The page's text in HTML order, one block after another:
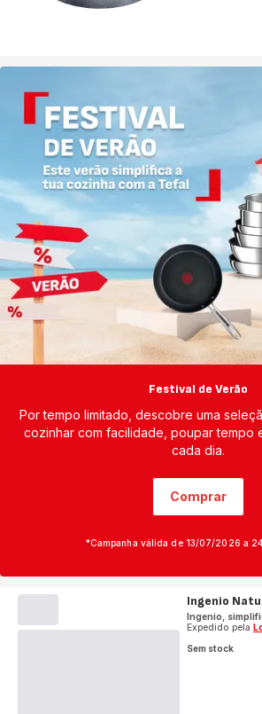
Festival de Verão
Por tempo limitado, descobre uma
cozinhar com facilidade, poupar tempo
cada dia.
Comprar
*Campanha válida de 13/07/2026 a
Ingenio
Ingenio,
Expedido pela
Sem stock